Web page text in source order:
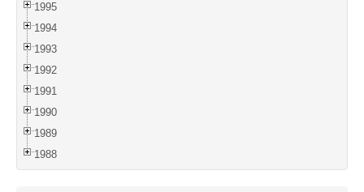
1995
1994
1993
1992
1991
1990
1989
1988